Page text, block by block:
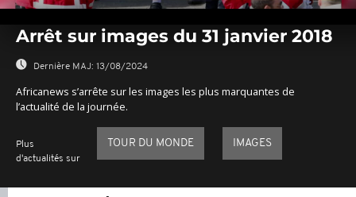
seconds
seconds
Arrêt sur images du 31 janvier 2018
Dernière MAJ: 13/08/2024
Africanews s’arrête sur les images les plus marquantes de
l’actualité de la journée.
Plus
d'actualités sur
TOUR DU MONDE IMAGES